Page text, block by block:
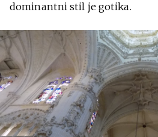
dominantni stil je gotika.